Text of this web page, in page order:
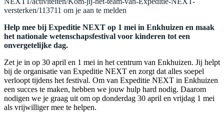
versterken/113711 om je aan te melden
Help mee bij Expeditie NEXT op 1 mei in Enkhuizen en maak
het nationale wetenschapsfestival voor kinderen tot een
onvergetelijke dag.
Zet je in op 30 april en 1 mei in het centrum van Enkhuizen. Jij helpt
bij de organisatie van Expeditie NEXT en zorgt dat alles soepel
verloopt tijdens het festival. Om van Expeditie NEXT in Enkhuizen
een succes te maken, hebben we jouw hulp hard nodig. Daarom
nodigen we je graag uit om op donderdag 30 april en vrijdag 1 mei
als vrijwilliger mee te helpen.